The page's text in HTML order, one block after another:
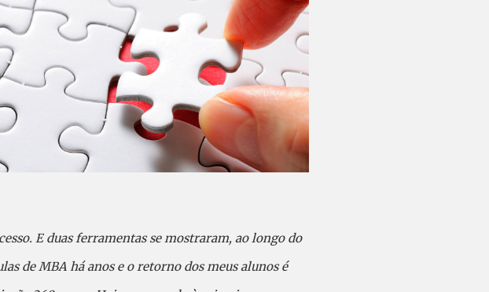
E duas ferramentas se mostraram, ao longo do
de MBA há anos e o retorno dos meus alunos é